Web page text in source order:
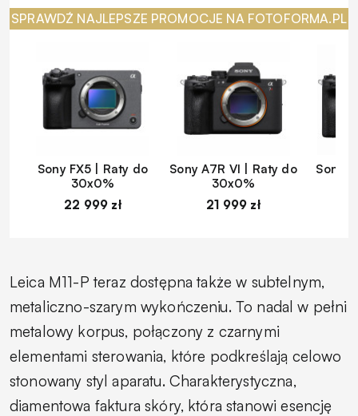
SPRAWDŹ NAJLEPSZE PROMOCJE NA FOTOFORMA.PL
Sony FX5 | Raty do
30x0%
22 999 zł
Sony A7R VI | Raty do
30x0%
21 999 zł
Sony
Leica M11-P teraz dostępna także w subtelnym,
metaliczno-szarym wykończeniu. To nadal w pełni
metalowy korpus, połączony z czarnymi
elementami sterowania, które podkreślają celowo
stonowany styl aparatu. Charakterystyczna,
diamentowa faktura skóry, która stanowi esencję